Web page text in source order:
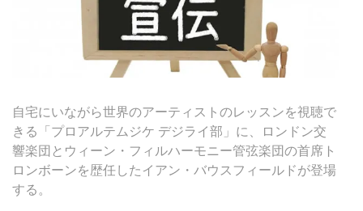
自宅にいながら世界のアーティストのレッスンを視聴で
きる「プロアルテムジケ デジライ部」に、ロンドン交
響楽団とウィーン・フィルハーモニー管弦楽団の首席ト
ロンボーンを歴任したイアン・バウスフィールドが登場
する。